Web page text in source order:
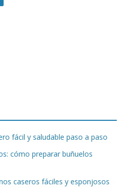
fácil y saludable paso a paso
cómo preparar buñuelos
caseros fáciles y esponjosos